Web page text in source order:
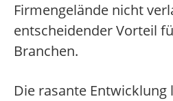
Firmengelände nicht
entscheidender Vorteil
Branchen.
Die rasante